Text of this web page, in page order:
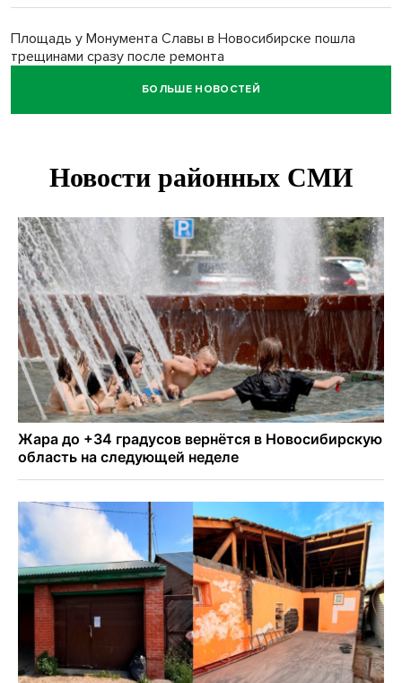
Площадь у Монумента Славы в Новосибирске пошла
трещинами сразу после ремонта
Африканский врач поразил новосибирцев в травмпункте
Покрытие рулежных дорожек обновили в аэропорту
В Новосибирске зафиксирован рост заболеваемости
энтеровирусной инфекцией
В Новосибирске осудили внука за продажу дедова ружья
псевдо-мигранту
БОЛЬШЕ НОВОСТЕЙ